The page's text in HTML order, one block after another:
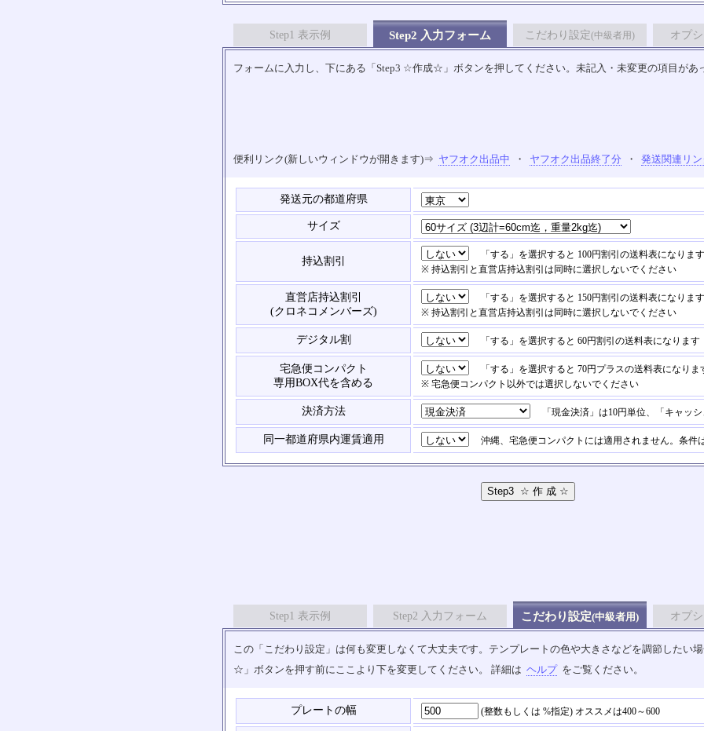
Step1 表示例 Step2 入力フォーム こだわり設定(中級者用) オプ
フォームに入力し、下にある「Step3 ☆作成☆」ボタンを押してください。未記入・未変更の項目があ
便利リンク(新しいウィンドウが開きます)⇒ ヤフオク出品中 ・ ヤフオク出品終了分 ・ 発送関連リ
発送元の都道府県
サイズ
持込割引
「する」を選択すると 100円割引の送料表になります
※ 持込割引と直営店持込割引は同時に選択しないでください
直営店持込割引
(クロネコメンバーズ)
「する」を選択すると 150円割引の送料表になります
※ 持込割引と直営店持込割引は同時に選択しないでください
デジタル割 「する」を選択すると 60円割引の送料表になります
宅急便コンパクト
専用BOX代を含める
「する」を選択すると 70円プラスの送料表になりま
※ 宅急便コンパクト以外では選択しないでください
決済方法 「現金決済」は10円単位、「キャッ
同一都道府県内運賃適用 沖縄、宅急便コンパクトには適用されません。条件
Step1 表示例 Step2 入力フォーム こだわり設定(中級者用) オプ
この「こだわり設定」は何も変更しなくて大丈夫です。テンプレートの色や大きさなどを調節したい
☆」ボタンを押す前にここより下を変更してください。 詳細は ヘルプ をご覧ください。
プレートの幅 (整数もしくは %指定) オススメは400～600